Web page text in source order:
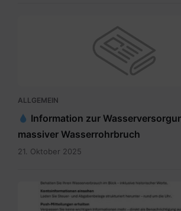
ALLGEMEIN
Information zur
massiver Wasserrohrbruch
21. Oktober 2025
Digitales
Gemeindeamt_Pressetext.pdf